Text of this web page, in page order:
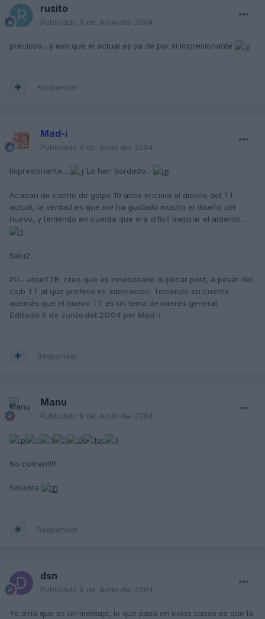
rusito
Publicado 9 de Junio del 2004
precioso....y eso que el actual es ya de por si impresionante
Responder
Mad-i
Publicado 9 de Junio del 2004
Impresionante... Lo han bordado...
Acaban de caerle de golpe 10 años encima al diseño del TT
actual, la verdad es que me ha gustado mucho el diseño del
nuevo, y teniendo en cuenta que era difícil mejorar el anterior...
Salu2.
PD.- JoseTTR, creo que es innecesario duplicar post, a pesar del
club TT al que profeso mi admiración. Teniendo en cuenta
además que el nuevo TT es un tema de interés general.
Editado 9 de Junio del 2004 por Mad-i
Responder
Manu
Publicado 9 de Junio del 2004
No coment!!!!
Saludos
Responder
dsn
Publicado 9 de Junio del 2004
Yo diría que es un montaje, lo que pasa en estos casos es que la